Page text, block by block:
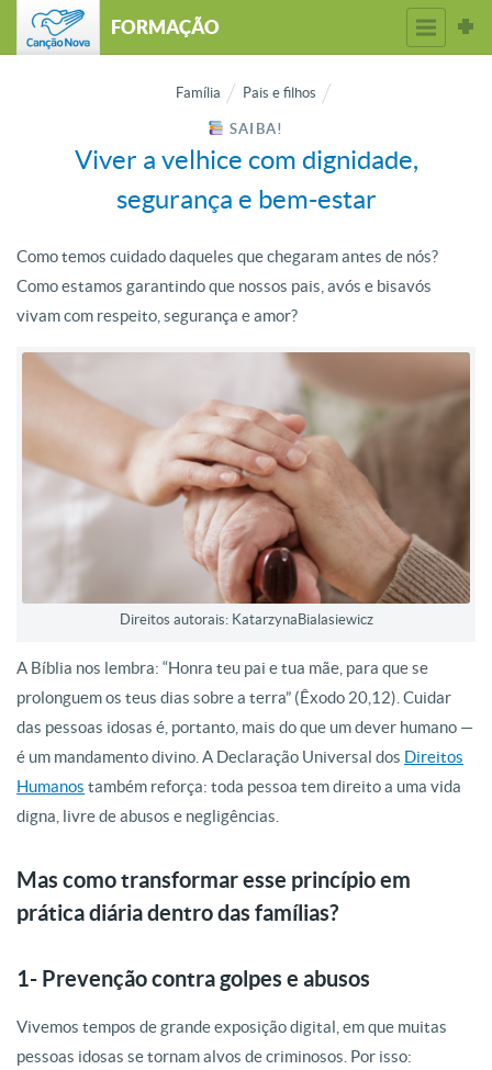
FORMAÇÃO
Família Pais e filhos
SAIBA!
Viver a velhice com dignidade,
segurança e bem-estar
Como temos cuidado daqueles que chegaram antes de nós?
Como estamos garantindo que nossos pais, avós e bisavós
vivam com respeito, segurança e amor?
Direitos autorais: KatarzynaBialasiewicz
A Bíblia nos lembra: “Honra teu pai e tua mãe, para que se
prolonguem os teus dias sobre a terra” (Êxodo 20,12). Cuidar
das pessoas idosas é, portanto, mais do que um dever humano —
é um mandamento divino. A Declaração Universal dos Direitos
Humanos também reforça: toda pessoa tem direito a uma vida
digna, livre de abusos e negligências.
Mas como transformar esse princípio em
prática diária dentro das famílias?
1- Prevenção contra golpes e abusos
Vivemos tempos de grande exposição digital, em que muitas
pessoas idosas se tornam alvos de criminosos. Por isso: